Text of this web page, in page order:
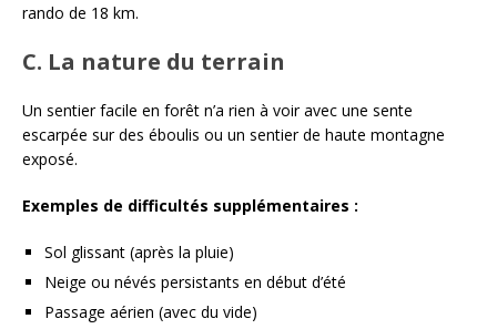
rando de 18 km.
C. La nature du terrain
Un sentier facile en forêt n’a rien à voir avec une sente
escarpée sur des éboulis ou un sentier de haute montagne
exposé.
Exemples de difficultés supplémentaires :
Sol glissant (après la pluie)
Neige ou névés persistants en début d’été
Passage aérien (avec du vide)